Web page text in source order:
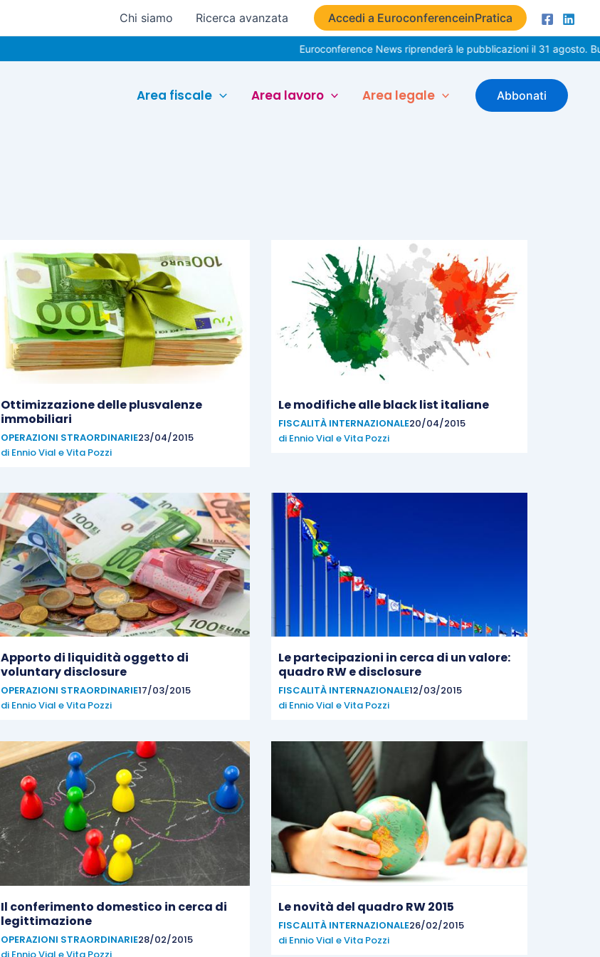
Chi siamo Ricerca avanzata Accedi a EuroconferenceinPratica
Euroconference News riprenderà le pubblicazioni il 31 agosto. Buone
Area fiscale Area lavoro Area legale Abbonati
Ottimizzazione delle plusvalenze
immobiliari
OPERAZIONI STRAORDINARIE23/04/2015
di Ennio Vial eVita Pozzi
Le modifiche alle black list italiane
FISCALITÀ INTERNAZIONALE20/04/2015
di Ennio Vial eVita Pozzi
Apporto di liquidità oggetto di
voluntary disclosure
OPERAZIONI STRAORDINARIE17/03/2015
di Ennio Vial eVita Pozzi
Le partecipazioni in cerca di un valore:
quadro RW e disclosure
FISCALITÀ INTERNAZIONALE12/03/2015
di Ennio Vial eVita Pozzi
Il conferimento domestico in cerca di
legittimazione
OPERAZIONI STRAORDINARIE28/02/2015
Le novità del quadro RW 2015
FISCALITÀ INTERNAZIONALE26/02/2015
di Ennio Vial eVita Pozzi
PaginaPagina